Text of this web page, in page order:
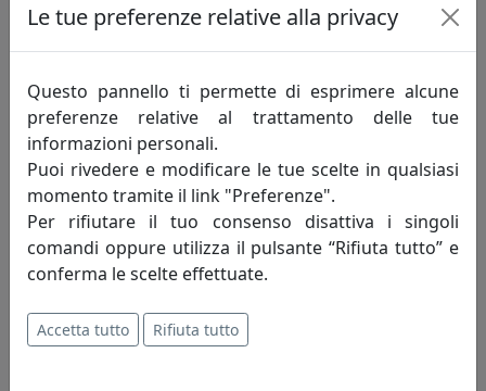
IPlex
211,00 €
Le tue preferenze relative alla privacy
Questo pannello ti permette di esprimere alcune
preferenze relative al trattamento delle tue
informazioni personali.
Puoi rivedere e modificare le tue scelte in qualsiasi
momento tramite il link "Preferenze".
Per rifiutare il tuo consenso disattiva i singoli
comandi oppure utilizza il pulsante “Rifiuta tutto” e
conferma le scelte effettuate.
Accetta tutto Rifiuta tutto